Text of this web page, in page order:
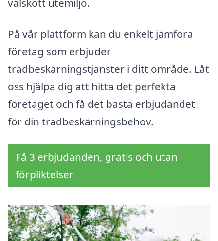
välskött utemiljö.
På vår plattform kan du enkelt jämföra
företag som erbjuder
trädbeskärningstjänster i ditt område. Låt
oss hjälpa dig att hitta det perfekta
företaget och få det bästa erbjudandet
för din trädbeskärningsbehov.
Få 3 erbjudanden, gratis och utan
förpliktelser